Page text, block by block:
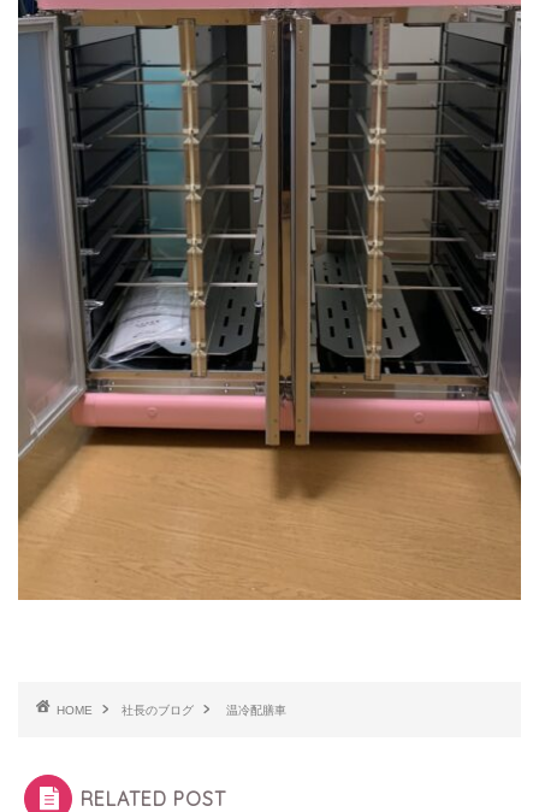
HOME 社長のブログ 温冷配膳車
RELATED POST